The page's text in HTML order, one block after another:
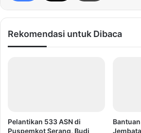
Rekomendasi untuk Dibaca
Pelantikan 533 ASN di
Puspemkot Serang, Budi